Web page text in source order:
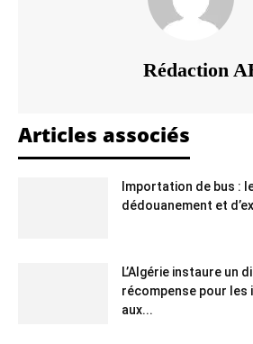
Rédaction
Articles associés
Importation de bus :
dédouanement et
L’Algérie instaure un
récompense pour
aux...